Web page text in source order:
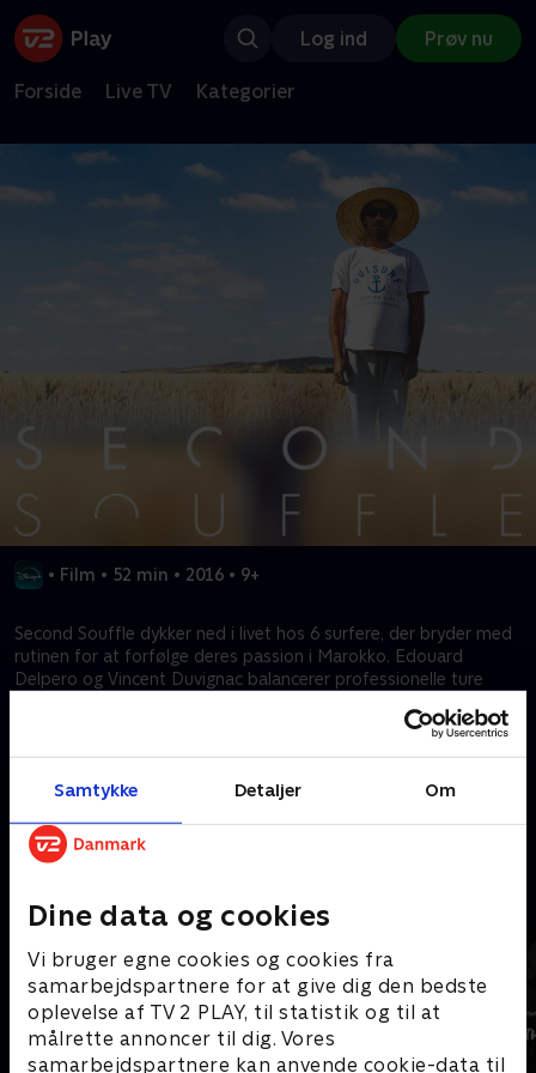
Samtykke Detaljer Om
Dine data og cookies
Vi bruger egne cookies og cookies fra
samarbejdspartnere for at give dig den bedste
oplevelse af TV 2 PLAY, til statistik og til at
målrette annoncer til dig. Vores
samarbejdspartnere kan anvende cookie-data til
Log ind Prøv nu
Forside Live TV Kategorier
• Film • 52 min • 2016 • 9+
Second Souffle dykker ned i livet hos 6 surfere, der bryder med
rutinen for at forfølge deres passion i Marokko. Edouard
Delpero og Vincent Duvignac balancerer professionelle ture
driver surfingdemokratisering. Adrien Valéro og Heremoana
Kræver tilkøb
Mere indhold fra Disney+